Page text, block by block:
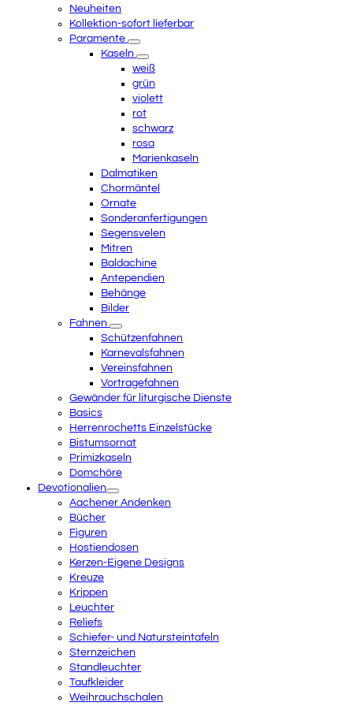
Neuheiten
Kollektion-sofort lieferbar
Paramente
Kaseln
weiß
grün
violett
rot
schwarz
rosa
Marienkaseln
Dalmatiken
Chormäntel
Ornate
Sonderanfertigungen
Segensvelen
Mitren
Baldachine
Antependien
Behänge
Bilder
Fahnen
Schützenfahnen
Karnevalsfahnen
Vereinsfahnen
Vortragefahnen
Gewänder für liturgische Dienste
Basics
Herrenrochetts Einzelstücke
Bistumsornat
Primizkaseln
Domchöre
Devotionalien
Aachener Andenken
Bücher
Figuren
Hostiendosen
Kerzen-Eigene Designs
Kreuze
Krippen
Leuchter
Reliefs
Schiefer- und Natursteintafeln
Sternzeichen
Standleuchter
Taufkleider
Weihrauchschalen